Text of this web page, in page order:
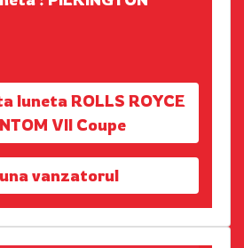
luneta ROLLS ROYCE
VII Coupe
vanzatorul